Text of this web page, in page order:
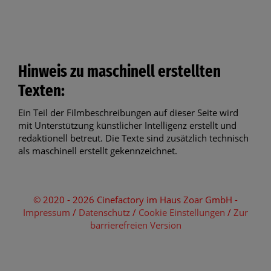
Hinweis zu maschinell erstellten
Texten:
Ein Teil der Filmbeschreibungen auf dieser Seite wird
mit Unterstützung künstlicher Intelligenz erstellt und
redaktionell betreut. Die Texte sind zusätzlich technisch
als maschinell erstellt gekennzeichnet.
© 2020 - 2026 Cinefactory im Haus Zoar GmbH -
Impressum / Datenschutz / Cookie Einstellungen / Zur
barrierefreien Version